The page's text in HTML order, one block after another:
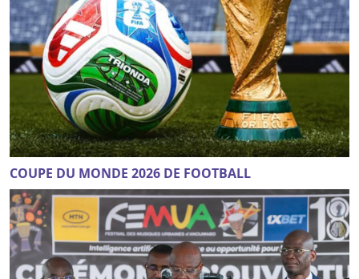
COUPE DU MONDE 2026 DE FOOTBALL